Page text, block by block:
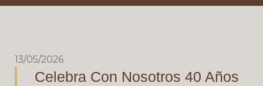
13/05/2026
Celebra Con Nosotros 40 Años